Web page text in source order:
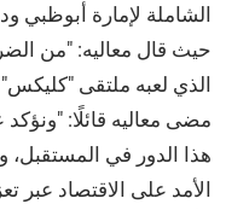
الشاملة لإمارة أبوظبي
حيث قال معاليه: "من
الذي لعبه ملتقى
مضى معاليه قائلًا:
هذا الدور في
الأمد على الاقتصاد عبر